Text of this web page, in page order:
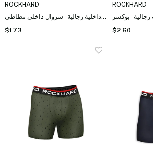
ROCKHARD
$1.73
ROCKHARD
- بوكسر
$2.60